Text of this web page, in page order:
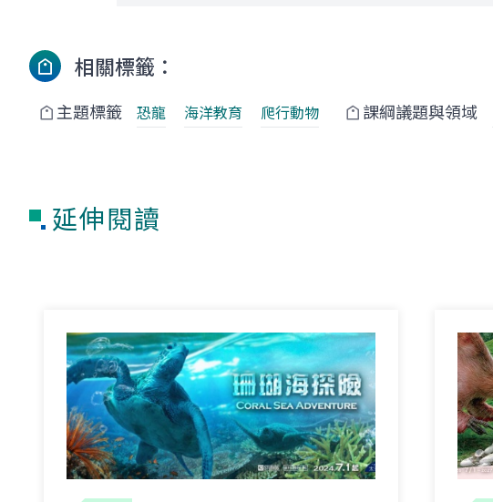
相關標籤：
主題標籤 恐龍 海洋教育 爬行動物 課綱議題與領域
延伸閱讀